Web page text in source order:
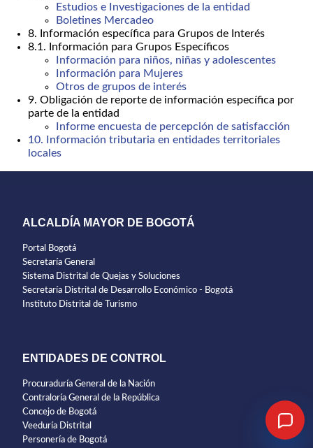
Estudios e Investigaciones de la entidad
Boletines Mercadeo
8. Información específica para Grupos de Interés
8.1. Información para Grupos Específicos
Información para niños, niñas y adolescentes
Información para Mujeres
Otros de grupos de interés
9. Obligación de reporte de información específica por
parte de la entidad
Informe encuesta de percepción de satisfacción
10. Información tributaria en entidades territoriales
locales
ALCALDÍA MAYOR DE BOGOTÁ
Portal Bogotá
Secretaría General
Sistema Distrital de Quejas y Soluciones
Secretaría Distrital de Desarrollo Económico - Bogotá
Instituto Distrital de Turismo
ENTIDADES DE CONTROL
Procuraduría General de la Nación
Contraloría General de la República
Concejo de Bogotá
Veeduría Distrital
Personería de Bogotá